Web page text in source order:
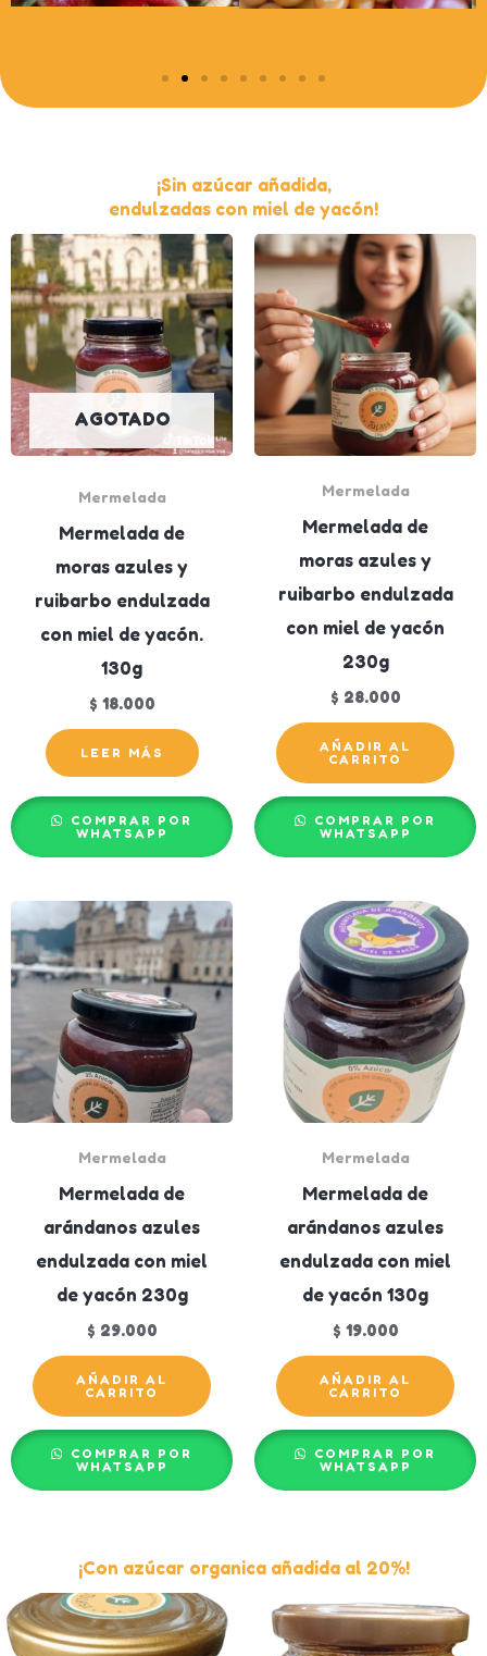
¡Sin azúcar añadida,
endulzadas con miel de yacón!
AGOTADO
Mermelada
Mermelada de
moras azules y
ruibarbo endulzada
con miel de yacón.
130g
$ 18.000
LEER MÁS
COMPRAR POR
WHATSAPP
Mermelada
Mermelada de
moras azules y
ruibarbo endulzada
con miel de yacón
230g
$ 28.000
AÑADIR AL
CARRITO
COMPRAR POR
WHATSAPP
Mermelada
Mermelada de
arándanos azules
endulzada con miel
de yacón 230g
$ 29.000
AÑADIR AL
CARRITO
COMPRAR POR
WHATSAPP
Mermelada
Mermelada de
arándanos azules
endulzada con miel
de yacón 130g
$ 19.000
AÑADIR AL
CARRITO
COMPRAR POR
WHATSAPP
¡Con azúcar organica añadida al 20%!